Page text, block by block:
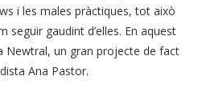
i les males pràctiques, tot això
seguir gaudint d’elles. En aquest
Newtral, un gran projecte de fact
Ana Pastor.